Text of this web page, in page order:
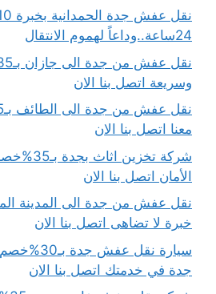
24ساعة..وداعاً لهموم الانتقال
وسريعة اتصل بنا الان
معنا اتصل بنا الان
شركة
الأمان اتصل بنا الان
خبرة لا تضاهى اتصل بنا الان
سيارة نقل
جدة في خدمتك اتصل بنا الان